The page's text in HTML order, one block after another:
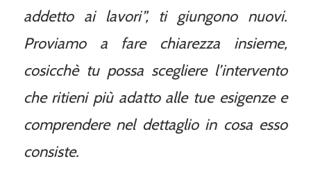
addetto ai lavori”, ti giungono nuovi.
Proviamo a fare chiarezza insieme,
cosicchè tu possa scegliere l’intervento
che ritieni più adatto alle tue esigenze e
comprendere nel dettaglio in cosa esso
consiste.